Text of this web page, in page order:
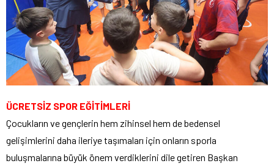
ÜCRETSİZ SPOR EĞİTİMLERİ
Çocukların ve gençlerin hem zihinsel hem de bedensel
gelişimlerini daha ileriye taşımaları için onların sporla
buluşmalarına büyük önem verdiklerini dile getiren Başkan